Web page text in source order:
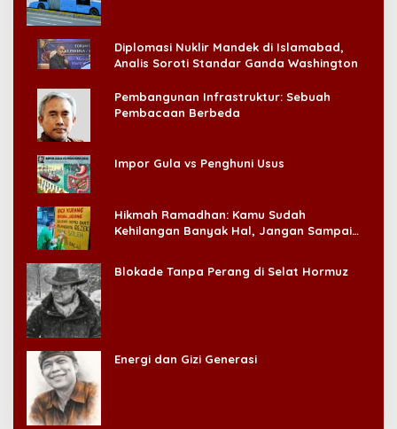
Diplomasi Nuklir Mandek di Islamabad,
Analis Soroti Standar Ganda Washington
Pembangunan Infrastruktur: Sebuah
Pembacaan Berbeda
Impor Gula vs Penghuni Usus
Hikmah Ramadhan: Kamu Sudah
Kehilangan Banyak Hal, Jangan Sampai
Blokade Tanpa Perang di Selat Hormuz
Energi dan Gizi Generasi